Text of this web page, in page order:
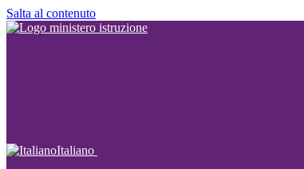
Salta al contenuto
Italiano